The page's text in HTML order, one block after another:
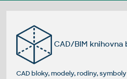
CAD/BIM
CAD bloky, modely, rodiny,